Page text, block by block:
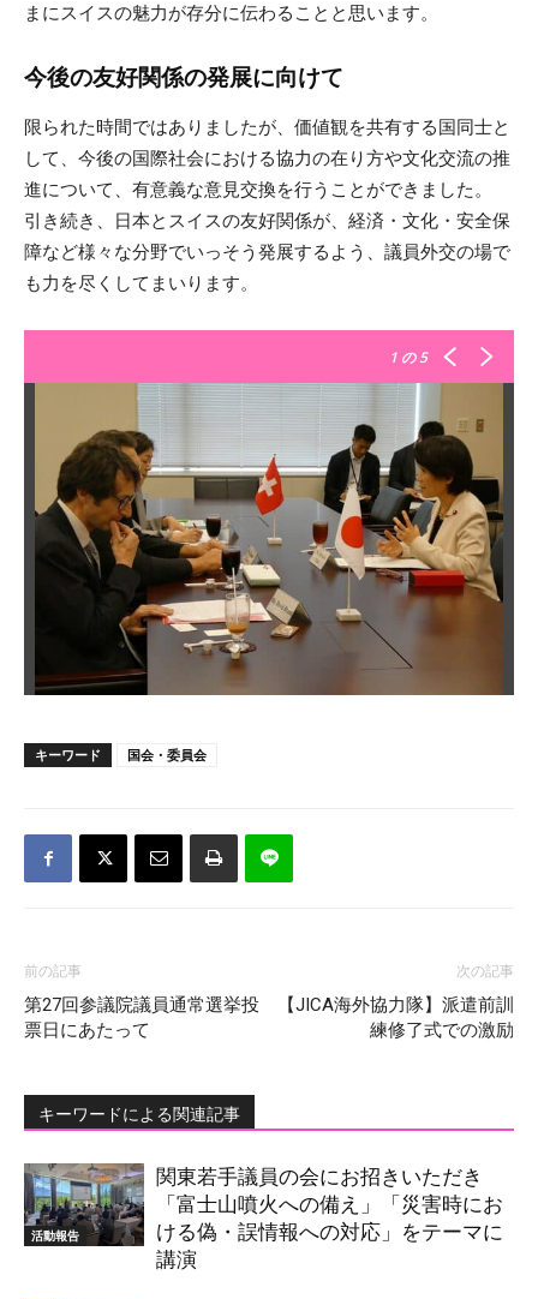
まにスイスの魅力が存分に伝わることと思います。
今後の友好関係の発展に向けて
限られた時間ではありましたが、価値観を共有する国同士と
して、今後の国際社会における協力の在り方や文化交流の推
進について、有意義な意見交換を行うことができました。
引き続き、日本とスイスの友好関係が、経済・文化・安全保
障など様々な分野でいっそう発展するよう、議員外交の場で
も力を尽くしてまいります。
1 の 5
キーワード 国会・委員会
前の記事
第27回参議院議員通常選挙投
票日にあたって
次の記事
【JICA海外協力隊】派遣前訓
練修了式での激励
キーワードによる関連記事
活動報告
関東若手議員の会にお招きいただき
「富士山噴火への備え」「災害時にお
ける偽・誤情報への対応」をテーマに
講演